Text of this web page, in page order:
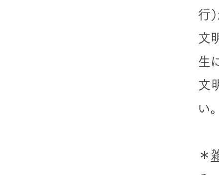
行
文
生
文
い。
＊